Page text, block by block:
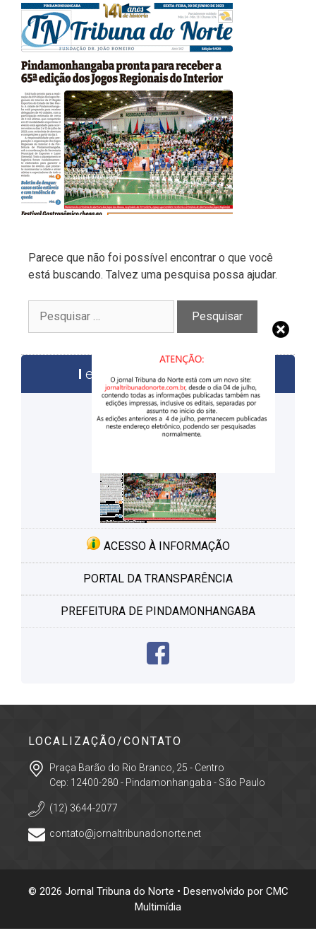
Parece que não foi possível encontrar o que você
está buscando. Talvez uma pesquisa possa ajudar.
por:
edições anteriores
ACESSO À INFORMAÇÃO
PORTAL DA TRANSPARÊNCIA
PREFEITURA DE PINDAMONHANGABA
LOCALIZAÇÃO/CONTATO
Praça Barão do Rio Branco, 25 - Centro
Cep: 12400-280 - Pindamonhangaba - São Paulo
(12) 3644-2077
contato@jornaltribunadonorte.net
© 2026 Jornal Tribuna do Norte • Desenvolvido por CMC
Multimídia